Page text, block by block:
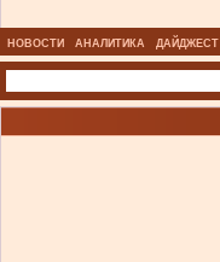
НОВОСТИ АНАЛИТИКА ДАЙДЖЕСТ